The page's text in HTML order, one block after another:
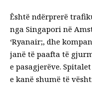
Është ndërprerë
nga Singapori në
‘Ryanair;, dhe
janë të paafta të
e pasagjerëve.
e kanë shumë të